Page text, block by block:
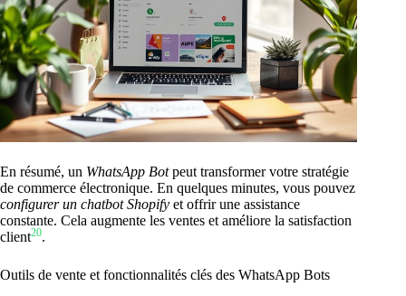
En résumé, un WhatsApp Botpeut transformer votre stratégie
de commerce électronique. En quelques minutes, vous pouvez
configurer un chatbot Shopify et offrir une assistance
constante. Cela augmente les ventes et améliore la satisfaction
client20.
Outils de vente et fonctionnalités clés des WhatsApp Bots